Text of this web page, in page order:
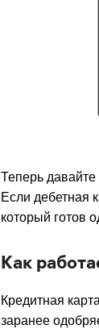
Теперь
Если дебетная
который готов
Как
Кредитная
заранее